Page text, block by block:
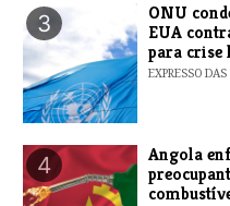
3
ONU
EUA
para crise
EXPRESSO
4
Angola